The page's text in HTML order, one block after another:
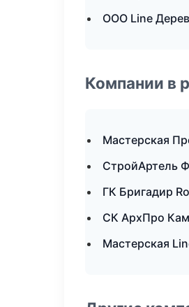
ООО Line
Компании в
Мастерская
СтройАртель
ГК Бригадир
СК АрхПро
Мастерская